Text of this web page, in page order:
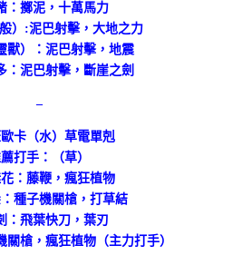
：擲泥，十萬馬力
）:泥巴射擊，大地之力
獸）：泥巴射擊，地震
：泥巴射擊，斷崖之劍
–
卡（水）草電單剋
打手：（草）
：藤鞭，瘋狂植物
種子機關槍，打草結
：飛葉快刀，葉刃
關槍，瘋狂植物（主力打手）